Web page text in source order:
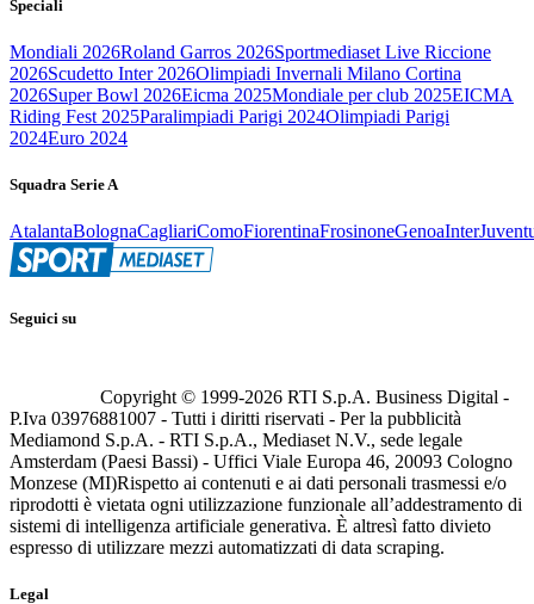
Speciali
Mondiali 2026Roland Garros 2026Sportmediaset Live Riccione
2026Scudetto Inter 2026Olimpiadi Invernali Milano Cortina
2026Super Bowl 2026Eicma 2025Mondiale per club 2025EICMA
Riding Fest 2025Paralimpiadi Parigi 2024Olimpiadi Parigi
2024Euro 2024
Squadra Serie A
AtalantaBolognaCagliariComoFiorentinaFrosinoneGenoaInter
Seguici su
Copyright © 1999-2026 RTI S.p.A. Business Digital -
P.Iva 03976881007 - Tutti i diritti riservati - Per la pubblicità
Mediamond S.p.A. - RTI S.p.A., Mediaset N.V., sede legale
Amsterdam (Paesi Bassi) - Uffici Viale Europa 46, 20093 Cologno
Monzese (MI)Rispetto ai contenuti e ai dati personali trasmessi e/o
riprodotti è vietata ogni utilizzazione funzionale all’addestramento di
sistemi di intelligenza artificiale generativa. È altresì fatto divieto
espresso di utilizzare mezzi automatizzati di data scraping.
Legal